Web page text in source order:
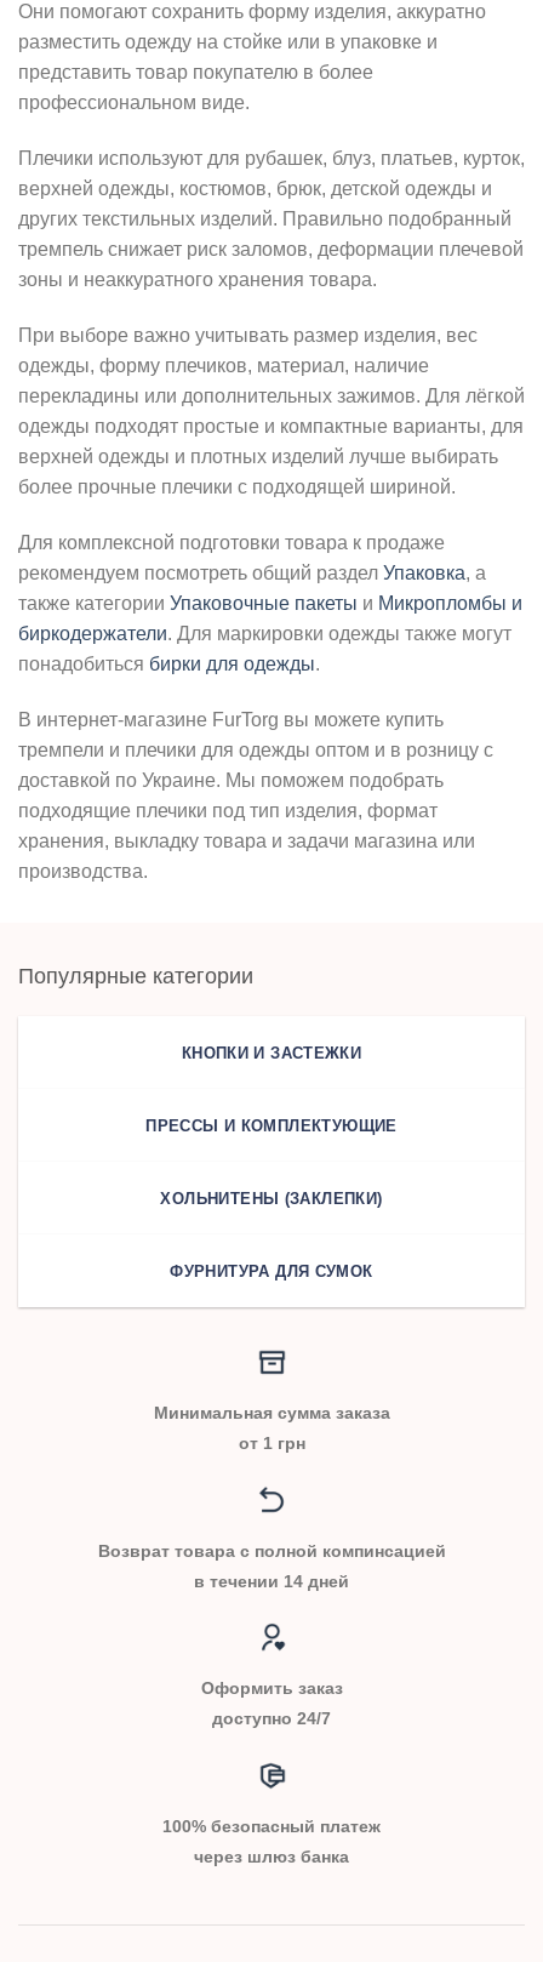
Они помогают сохранить форму изделия, аккуратно
разместить одежду на стойке или в упаковке и
представить товар покупателю в более
профессиональном виде.
Плечики используют для рубашек, блуз, платьев, курток,
верхней одежды, костюмов, брюк, детской одежды и
других текстильных изделий. Правильно подобранный
тремпель снижает риск заломов, деформации плечевой
зоны и неаккуратного хранения товара.
При выборе важно учитывать размер изделия, вес
одежды, форму плечиков, материал, наличие
перекладины или дополнительных зажимов. Для лёгкой
одежды подходят простые и компактные варианты, для
верхней одежды и плотных изделий лучше выбирать
более прочные плечики с подходящей шириной.
Для комплексной подготовки товара к продаже
рекомендуем посмотреть общий раздел Упаковка, а
также категории Упаковочные пакеты и Микропломбы и
биркодержатели. Для маркировки одежды также могут
понадобиться бирки для одежды.
В интернет-магазине FurTorg вы можете купить
тремпели и плечики для одежды оптом и в розницу с
доставкой по Украине. Мы поможем подобрать
подходящие плечики под тип изделия, формат
хранения, выкладку товара и задачи магазина или
производства.
Популярные категории
КНОПКИ И ЗАСТЕЖКИ
ПРЕССЫ И КОМПЛЕКТУЮЩИЕ
ХОЛЬНИТЕНЫ (ЗАКЛЕПКИ)
ФУРНИТУРА ДЛЯ СУМОК
Минимальная сумма заказа
от 1 грн
Возврат товара с полной компинсацией
в течении 14 дней
Оформить заказ
доступно 24/7
100% безопасный платеж
через шлюз банка